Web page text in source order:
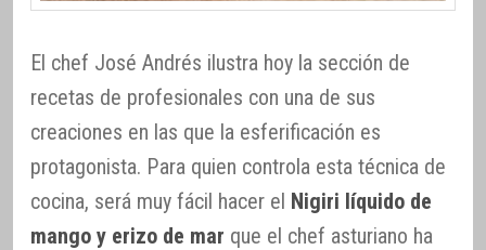
El chef José Andrés ilustra hoy la sección de
recetas de profesionales con una de sus
creaciones en las que la esferificación es
protagonista. Para quien controla esta técnica de
cocina, será muy fácil hacer el Nigiri líquido de
mango y erizo de mar que el chef asturiano ha